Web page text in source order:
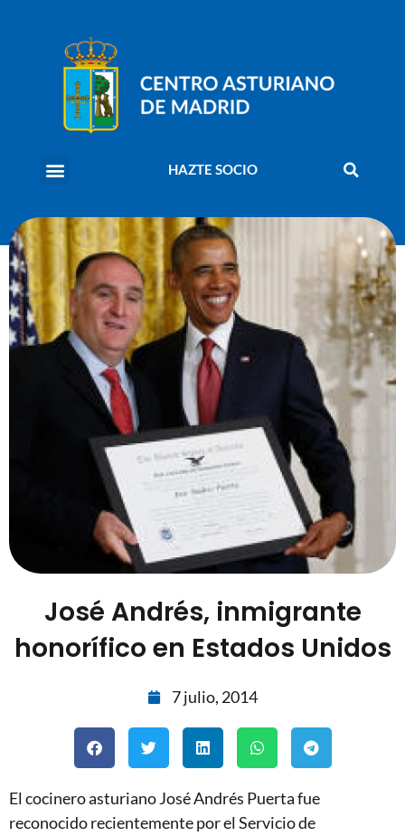
HAZTE SOCIO
José Andrés, inmigrante
honorífico en Estados Unidos
7 julio, 2014
El cocinero asturiano José Andrés Puerta fue
reconocido recientemente por el Servicio de